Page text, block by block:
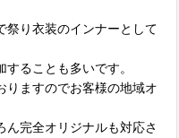
祭り衣装のインナーとして
ることも多いです。
りますのでお客様の地域オ
完全オリジナルも対応さ